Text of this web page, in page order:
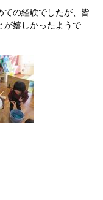
ての経験でしたが、皆
が嬉しかったようで